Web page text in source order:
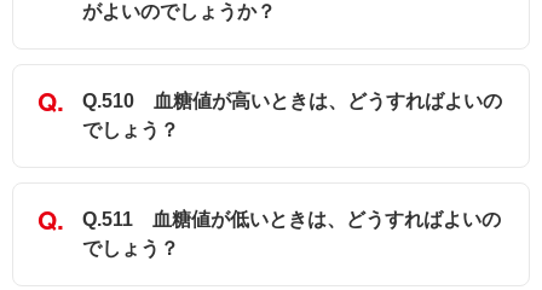
がよいのでしょうか？
Q.510 血糖値が高いときは、どうすればよいの
でしょう？
Q.511 血糖値が低いときは、どうすればよいの
でしょう？